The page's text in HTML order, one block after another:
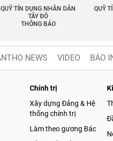
QUỸ TÍN DỤNG NHÂN DÂN
TÂY ĐÔ
THÔNG BÁO
QUỸ
NEWS VIDEO BÁO
Chính trị
Xây dựng Đảng & Hệ
thống chính trị
Làm theo gương Bác